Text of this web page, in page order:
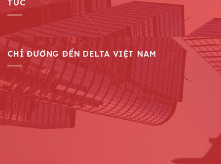
TỨC
CHỈ ĐƯỜNG ĐẾN DELTA VIỆT NAM